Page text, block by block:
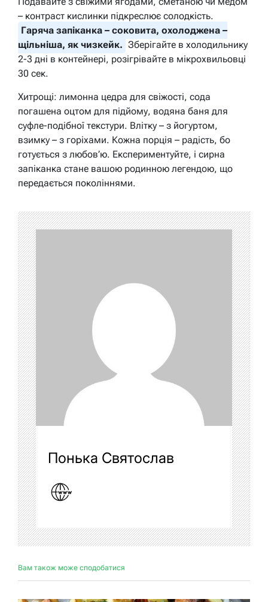
– контраст кислинки підкреслює солодкість.
Гаряча запіканка – соковита, охолоджена –
щільніша, як чизкейк. Зберігайте в холодильнику
2-3 дні в контейнері, розігрівайте в мікрохвильовці
30 сек.
Хитрощі: лимонна цедра для свіжості, сода
погашена оцтом для підйому, водяна баня для
суфле-подібної текстури. Влітку – з йогуртом,
взимку – з горіхами. Кожна порція – радість, бо
готується з любов’ю. Експериментуйте, і сирна
запіканка стане вашою родинною легендою, що
передається поколіннями.
Понька Святослав
Вам також може сподобатися